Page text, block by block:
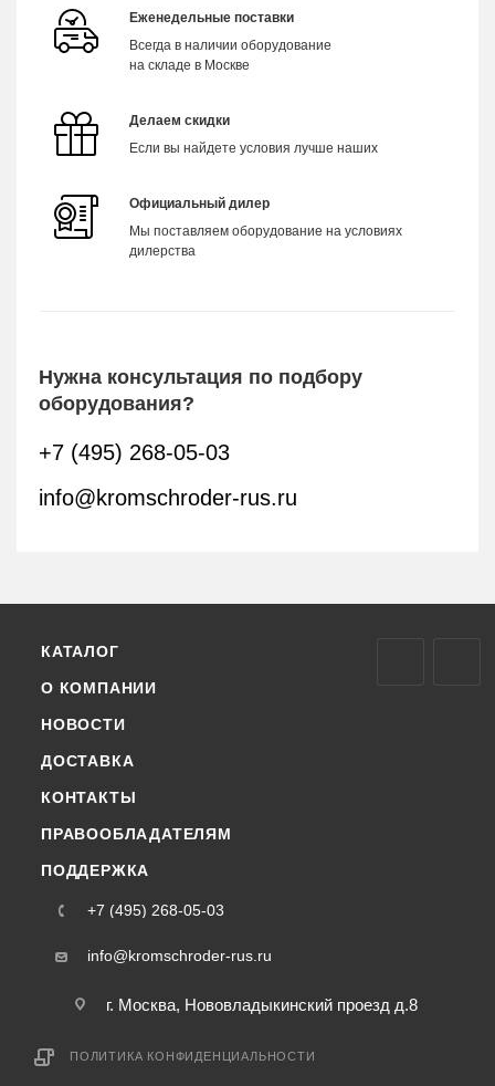
Еженедельные поставки
Всегда в наличии оборудование
на складе в Москве
Делаем скидки
Если вы найдете условия лучше наших
Официальный дилер
Мы поставляем оборудование на условиях
дилерства
Нужна консультация по подбору
оборудования?
+7 (495) 268-05-03
info@kromschroder-rus.ru
КАТАЛОГ
О КОМПАНИИ
НОВОСТИ
ДОСТАВКА
КОНТАКТЫ
ПРАВООБЛАДАТЕЛЯМ
ПОДДЕРЖКА
+7 (495) 268-05-03
info@kromschroder-rus.ru
г. Москва, Нововладыкинский проезд д.8
ПОЛИТИКА КОНФИДЕНЦИАЛЬНОСТИ